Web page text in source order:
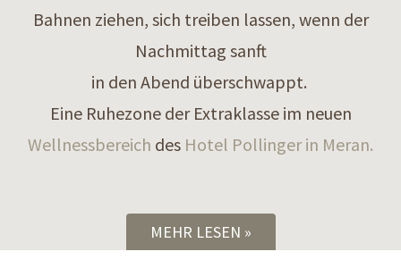
Bahnen ziehen, sich treiben lassen, wenn der
Nachmittag sanft
in den Abend überschwappt.
Eine Ruhezone der Extraklasse im neuen
Wellnessbereich des Hotel Pollinger in Meran.
MEHR LESEN